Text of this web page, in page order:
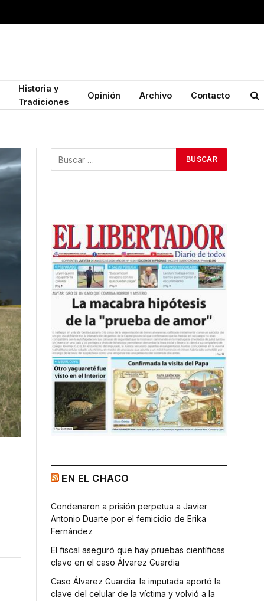
Historia y
Tradiciones
Opinión Archivo Contacto
EN EL CHACO
Condenaron a prisión perpetua a Javier
Antonio Duarte por el femicidio de Erika
Fernández
El fiscal aseguró que hay pruebas científicas
clave en el caso Álvarez Guardia
Caso Álvarez Guardia: la imputada aportó la
clave del celular de la víctima y volvió a la